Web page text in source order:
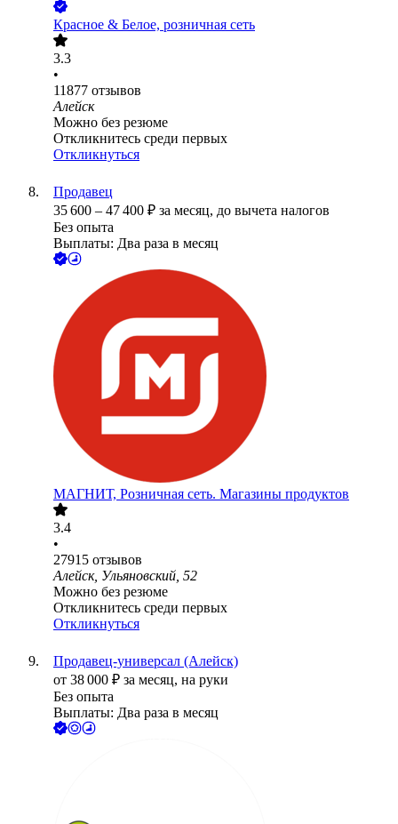
Красное & Белое, розничная сеть
3.3
•
11877 отзывов
Алейск
Можно без резюме
Откликнитесь среди первых
Откликнуться
Продавец
35 600 – 47 400 ₽ за месяц, до вычета налогов
Без опыта
Выплаты: Два раза в месяц
МАГНИТ, Розничная сеть. Магазины продуктов
3.4
•
27915 отзывов
Алейск, Ульяновский, 52
Можно без резюме
Откликнитесь среди первых
Откликнуться
Продавец-универсал (Алейск)
от 38 000 ₽ за месяц, на руки
Без опыта
Выплаты: Два раза в месяц